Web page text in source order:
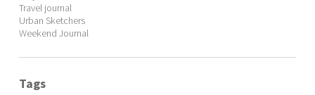
Travel journal
Urban Sketchers
Weekend Journal
Tags